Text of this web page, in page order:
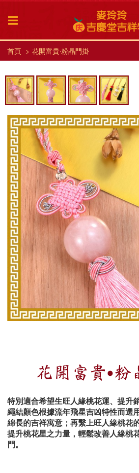
首頁 花開富貴‧粉晶門掛
花開富貴‧粉
特別適合希望生旺人緣桃花運、提升
繩結顏色根據流年飛星吉凶特性而選
綿長的吉祥寓意；再繫上旺人緣桃花
提升桃花星之力量，輕鬆改善人緣桃
門。